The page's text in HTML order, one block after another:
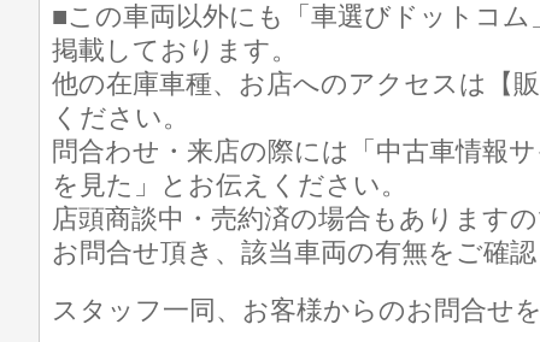
■この車両以外にも「車選びドットコ
掲載しております。
他の在庫車種、お店へのアクセスは【
ください。
問合わせ・来店の際には「中古車情報
を見た」とお伝えください。
店頭商談中・売約済の場合もあります
お問合せ頂き、該当車両の有無をご確
スタッフ一同、お客様からのお問合せ